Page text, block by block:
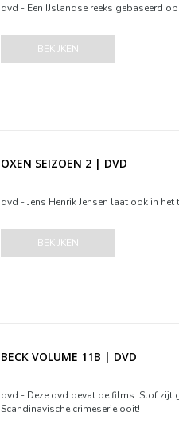
dvd - Een IJslandse reeks gebaseerd
BEKIJKEN
OXEN SEIZOEN 2 | DVD
dvd - Jens Henrik Jensen laat ook in
BEKIJKEN
BECK VOLUME 11B | DVD
dvd - Deze dvd bevat de films 'Stof zijt
Scandinavische crimeserie ooit!